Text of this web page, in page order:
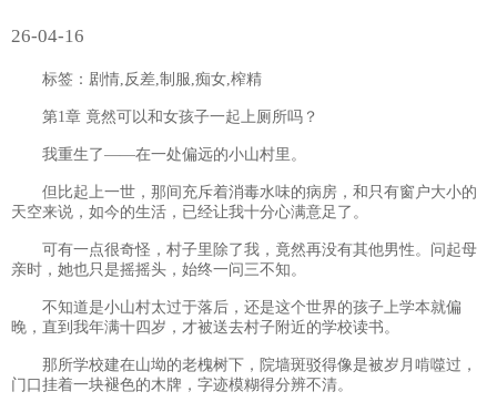
26-04-16
标签：剧情,反差,制服,痴女,榨精
第1章 竟然可以和女孩子一起上厕所吗？
我重生了——在一处偏远的小山村里。
但比起上一世，那间充斥着消毒水味的病房，和只有窗户大小的
天空来说，如今的生活，已经让我十分心满意足了。
可有一点很奇怪，村子里除了我，竟然再没有其他男性。问起母
亲时，她也只是摇摇头，始终一问三不知。
不知道是小山村太过于落后，还是这个世界的孩子上学本就偏
晚，直到我年满十四岁，才被送去村子附近的学校读书。
那所学校建在山坳的老槐树下，院墙斑驳得像是被岁月啃噬过，
门口挂着一块褪色的木牌，字迹模糊得分辨不清。